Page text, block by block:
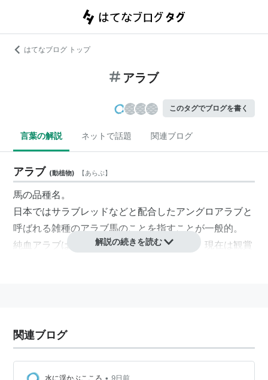
はてなブログ トップ
アラブ
このタグでブログを書く
言葉の解説 ネットで話題 関連ブログ
アラブ (動植物) 【あらぶ】
馬の品種名。
日本ではサラブレッドなどと配合したアングロアラブと
呼ばれる雑種のアラブ馬のことを指すことが一般的。
純血アラブはサラブレッドの先祖でもあり、現在は観賞
アラブ人のこと。
もっとも、国際政治的な場面で使われる場合は、アラブ
解説の続きを読む
関連ブログ
水に浮かぶこころ • 9日前